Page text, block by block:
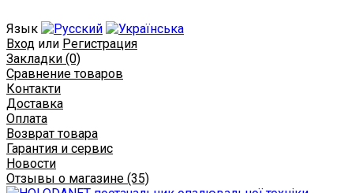
Язык
Вход или Регистрация
Закладки (0)
Сравнение товаров
Контакти
Доставка
Оплата
Возврат товара
Гарантия и сервис
Новости
Отзывы о магазине (35)